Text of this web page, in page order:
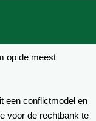
op de meest
een conflictmodel en
voor de rechtbank te